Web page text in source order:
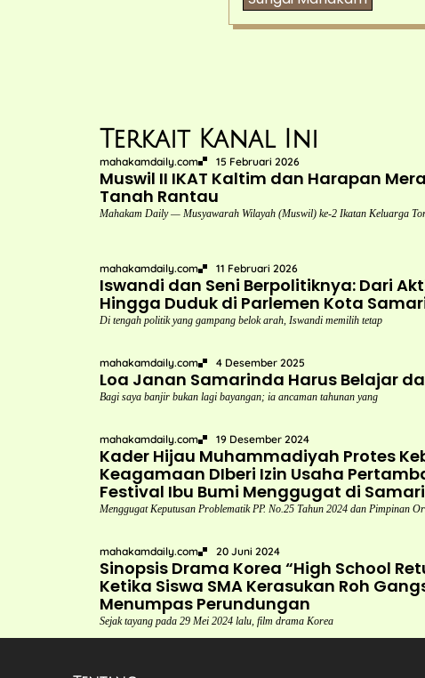
Terkait Kanal Ini
mahakamdaily.com 15 Februari 2026
Muswil II IKAT Kaltim dan Harapan
Tanah Rantau
Mahakam Daily — Musyawarah Wilayah (Muswil) ke-2 Ikatan Keluarga
mahakamdaily.com 11 Februari 2026
Iswandi dan Seni Berpolitiknya: Dari
Hingga Duduk di Parlemen Kota
Di tengah politik yang gampang belok arah, Iswandi memilih tetap
mahakamdaily.com 4 Desember 2025
Loa Janan Samarinda Harus Belajar
Bagi saya banjir bukan lagi bayangan; ia ancaman tahunan yang
mahakamdaily.com 19 Desember 2024
Kader Hijau Muhammadiyah Protes
Keagamaan DIberi Izin Usaha
Festival Ibu Bumi Menggugat di
Menggugat Keputusan Problematik PP. No.25 Tahun 2024 dan Pimpinan
mahakamdaily.com 20 Juni 2024
Sinopsis Drama Korea “High School
Ketika Siswa SMA Kerasukan Roh
Menumpas Perundungan
Sejak tayang pada 29 Mei 2024 lalu, film drama Korea